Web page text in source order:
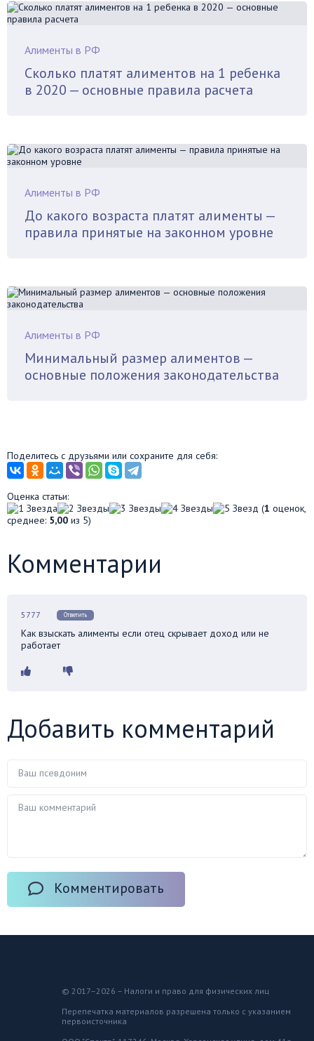
Алименты в РФ
Сколько платят алиментов на 1 ребенка
в 2020 — основные правила расчета
Алименты в РФ
До какого возраста платят алименты —
правила принятые на законном уровне
Алименты в РФ
Минимальный размер алиментов —
основные положения законодательства
Поделитесь с друзьями или сохраните для себя:
Оценка статьи:
(1 оценок,
среднее: 5,00 из 5)
Комментарии
5777 Ответить
Как взыскать алименты если отец скрывает доход или не
работает
Добавить комментарий
Комментировать
© 2017–2026 – Налоги и право для физических лиц
Перепечатка материалов разрешена только с указанием
первоисточника